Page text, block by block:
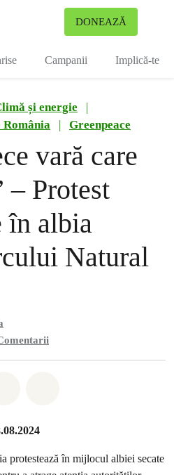
DONEAZĂ
Campanii Implică-te
și energie
|
România
| Greenpeace
vară care
– Protest
în albia
Natural
protestează în mijlocul albiei secate